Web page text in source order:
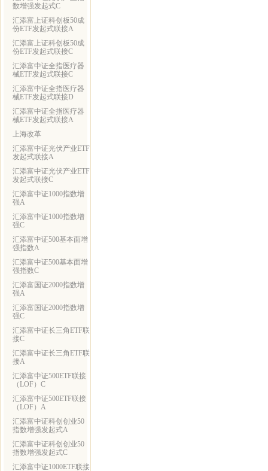
数增强发起式C
汇添富上证科创板50成
份ETF发起式联接A
汇添富上证科创板50成
份ETF发起式联接C
汇添富中证全指医疗器
械ETF发起式联接C
汇添富中证全指医疗器
械ETF发起式联接D
汇添富中证全指医疗器
械ETF发起式联接A
上海改革
汇添富中证光伏产业ETF
发起式联接A
汇添富中证光伏产业ETF
发起式联接C
汇添富中证1000指数增
强A
汇添富中证1000指数增
强C
汇添富中证500基本面增
强指数A
汇添富中证500基本面增
强指数C
汇添富国证2000指数增
强A
汇添富国证2000指数增
强C
汇添富中证长三角ETF联
接C
汇添富中证长三角ETF联
接A
汇添富中证500ETF联接
（LOF）C
汇添富中证500ETF联接
（LOF）A
汇添富中证科创创业50
指数增强发起式A
汇添富中证科创创业50
指数增强发起式C
汇添富中证1000ETF联接